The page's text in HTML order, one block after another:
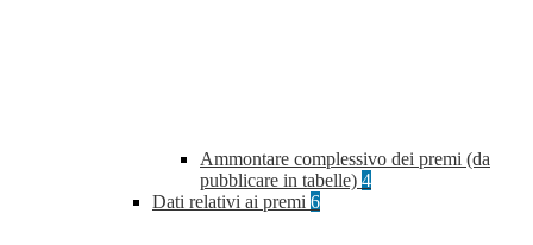
Ammontare complessivo dei premi (da
pubblicare in tabelle) 4
Dati relativi ai premi 6